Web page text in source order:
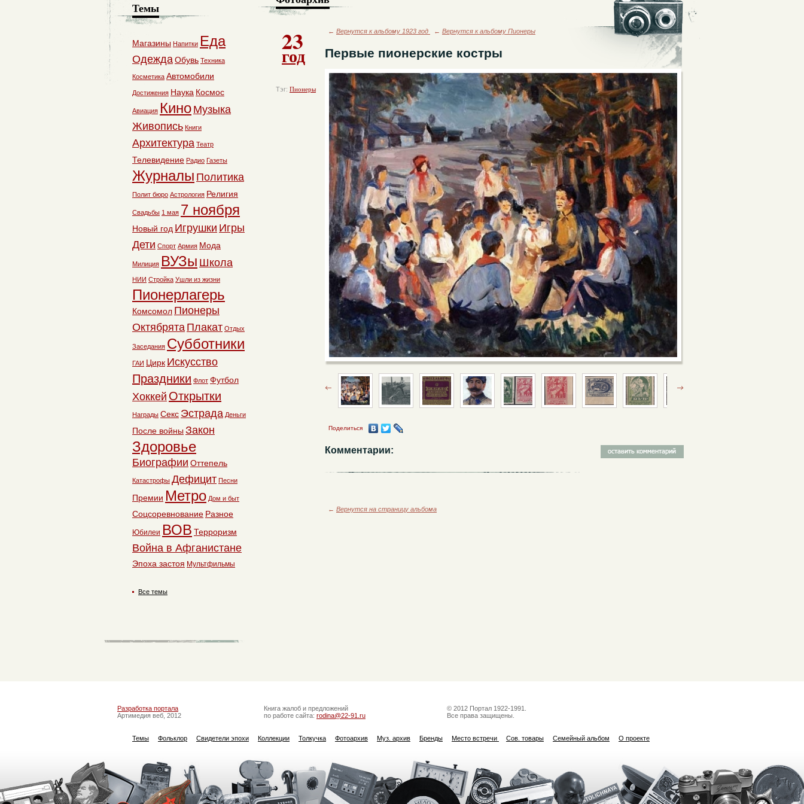
23
год
Тэг: Пионеры
← Вернутся к альбому 1923 год ← Вернутся к альбому Пионеры
Первые пионерские костры
Поделиться
Комментарии:
← Вернутся на страницу альбома
Темы
Магазины Напитки Еда
ОдеждаОбувь Техника
Косметика Автомобили
Достижения Наука Космос
Авиация Кино Музыка
Живопись Книги
Архитектура Театр
Телевидение Радио Газеты
Журналы Политика
Полит бюро Астрология Религия
Свадьбы 1 мая 7 ноября
Новый год Игрушки Игры
Дети Спорт Армия Мода
Милиция ВУЗы Школа
НИИ Стройка Ушли из жизни
Пионерлагерь
Комсомол Пионеры
Октябрята Плакат Отдых
Заседания Субботники
ГАИ Цирк Искусство
Праздники Флот Футбол
Хоккей Открытки
Награды Секс Эстрада Деньги
После войны Закон
Здоровье
Биографии Оттепель
Катастрофы Дефицит Песни
Премии Метро Дом и быт
Соцсоревнование Разное
Юбилеи ВОВ Терроризм
Война в Афганистане
Эпоха застоя Мультфильмы
Все темы
Разработка портала
Артимедия веб, 2012
Книга жалоб и предложений
по работе сайта: rodina@22-91.ru
© 2012 Портал 1922-1991.
Все права защищены.
Темы Фольклор Свидетели эпохи Коллекции Толкучка Фотоархив Муз. архив Бренды Место встречи Сов. товары Семейный альбом О проекте